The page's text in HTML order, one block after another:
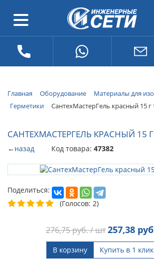
Главная Оборудование
Материалы для
Герметики
СантехМастерГель красный 15
САНТЕХМАСТЕРГЕЛЬ КРАСНЫЙ 15
←назад Код товара: 47382
Поделиться:
(Голосов: 2)
276,75руб. / шт 257,38
В корзину Купить в 1 клик